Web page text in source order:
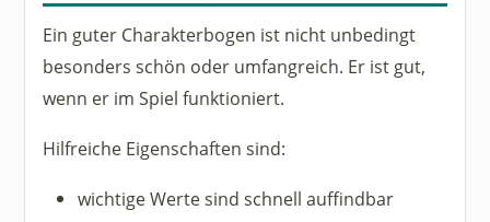
Ein guter Charakterbogen ist nicht unbedingt
besonders schön oder umfangreich. Er ist gut,
wenn er im Spiel funktioniert.
Hilfreiche Eigenschaften sind:
wichtige Werte sind schnell auffindbar